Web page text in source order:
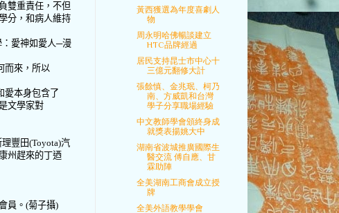
雙重責任，不但
分，和病人維持
愛神如愛人─漫
而來，所以
愛本身包含了
文學家對
豐田(Toyota)汽
州趕來的丁迺
員。 (菊子攝)
黃西獲選為年度喜劇人
物
周永明哈佛暢談建立
HTC品牌經過
居民支持昆士市中心十
三億元翻修大計
張餘慎、金兆珉、柯乃
南、方威凱和台灣
學子分享職場經驗
中文教師學會頒終身成
就獎表揚姚大中
湖南省波城推廣國際生
醫交流 傅自應、甘
霖助陣
全美湖南工商會成立授
牌
全美外語教學學會